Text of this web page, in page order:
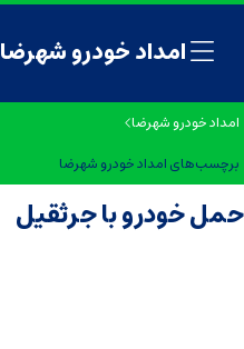
امداد خودرو شهرضا
امداد خودرو شهرضا
برچسب‌های امداد خودرو شهرضا
حمل خودرو با جرثقیل